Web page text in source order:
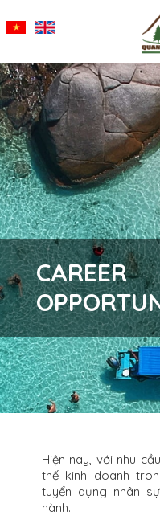
CAREER
Hiện nay, với nhu
thế kinh doanh
tuyển dụng nhân
hành.